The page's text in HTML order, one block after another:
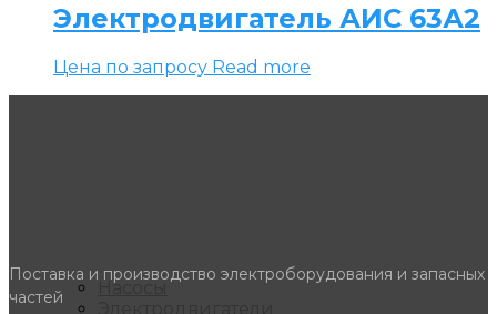
Насосы
Электродвигатель АИС 63А2
Цена по запросу Read more
Поставка и производство электроборудования и запасных
частей